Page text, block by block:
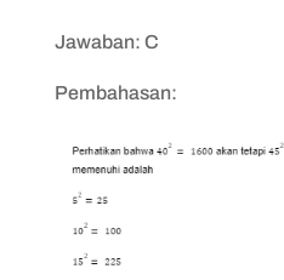
Jawaban: C
Pembahasan: